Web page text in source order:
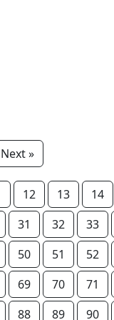
Next »
12 13 14
31 32 33
50 51 52
69 70 71
88 89 90